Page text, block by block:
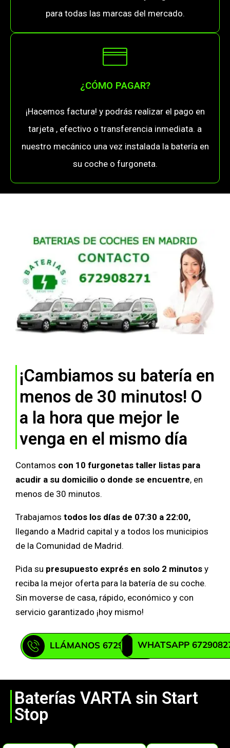
para todas las marcas del mercado.
¿CÓMO PAGAR?
¡Hacemos factura! y podrás realizar el pago en
tarjeta , efectivo o transferencia inmediata. a
nuestro mecánico una vez instalada la batería en
su coche o furgoneta.
¡Cambiamos su batería en
menos de 30 minutos! O
a la hora que mejor le
venga en el mismo día
Contamos con 10 furgonetas taller listas para
acudir a su domicilio o donde se encuentre, en
menos de 30 minutos.
Trabajamos todos los días de 07:30 a 22:00,
llegando a Madrid capital y a todos los municipios
de la Comunidad de Madrid.
Pida su presupuesto exprés en solo 2 minutos y
reciba la mejor oferta para la batería de su coche.
Sin moverse de casa, rápido, económico y con
servicio garantizado ¡hoy mismo!
LLÁMANOS 672908271WHATSAPP
Baterías VARTA sin Start
Stop